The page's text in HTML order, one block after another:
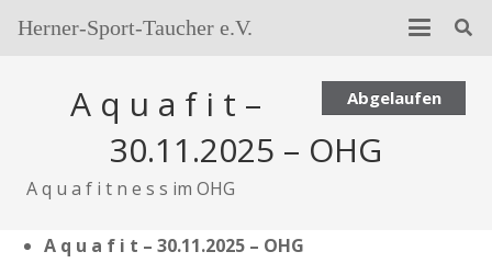
Herner-Sport-Taucher e.V.
Abgelaufen
A q u a f i t –
30.11.2025 – OHG
A q u a f i t n e s s im OHG
A q u a f i t – 30.11.2025 – OHG